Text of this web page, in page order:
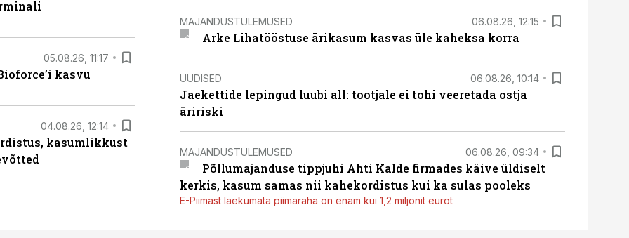
05.08.26, 11:17
kasvu
04.08.26, 12:14
kasumlikkust
MAJANDUSTULEMUSED 06.08.26, 12:15
Arke Lihatööstuse ärikasum kasvas üle kaheksa korra
UUDISED 06.08.26, 10:14
Jaekettide lepingud luubi all: tootjale ei tohi veeretada ostja
äririski
MAJANDUSTULEMUSED 06.08.26, 09:34
Põllumajanduse tippjuhi Ahti Kalde firmades käive üldiselt
kerkis, kasum samas nii kahekordistus kui ka sulas pooleks
E-Piimast laekumata piimaraha on enam kui 1,2 miljonit eurot